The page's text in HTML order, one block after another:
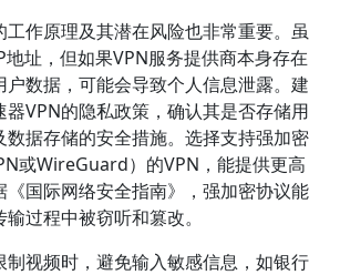
工作原理及其潜在风险也非常重要。虽
址，但如果VPN服务提供商本身存在
户数据，可能会导致个人信息泄露。建
VPN的隐私政策，确认其是否存储用
数据存储的安全措施。选择支持强加密
或WireGuard）的VPN，能提供更高
《国际网络安全指南》，强加密协议能
过程中被窃听和篡改。
制视频时，避免输入敏感信息，如银行